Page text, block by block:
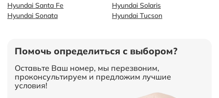
Hyundai Santa Fe
Hyundai Solaris
Hyundai Sonata
Hyundai Tucson
Помочь определиться с выбором?
Оставьте Ваш номер, мы перезвоним,
проконсультируем и предложим лучшие
условия!